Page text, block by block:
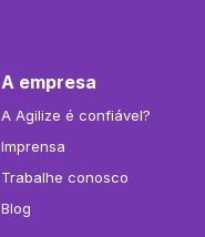
A empresa
A Agilize é confiável?
Imprensa
Trabalhe conosco
Blog